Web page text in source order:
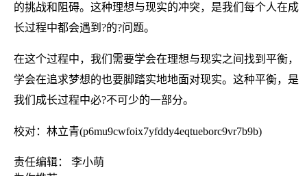
的挑战和阻碍。这种理想与现实的冲突，是我们每个人在成
长过程中都会遇到?的?问题。
在这个过程中，我们需要学会在理想与现实之间找到平衡，
学会在追求梦想的也要脚踏实地地面对现实。这种平衡，是
我们成长过程中必?不可少的一部分。
校对：林立青(p6mu9cwfoix7yfddy4eqtueborc9vr7b9b)
责任编辑： 李小萌